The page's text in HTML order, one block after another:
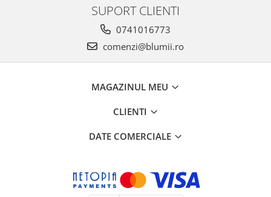
SUPORT CLIENTI
0741016773
comenzi@blumii.ro
MAGAZINUL MEU
CLIENTI
DATE COMERCIALE